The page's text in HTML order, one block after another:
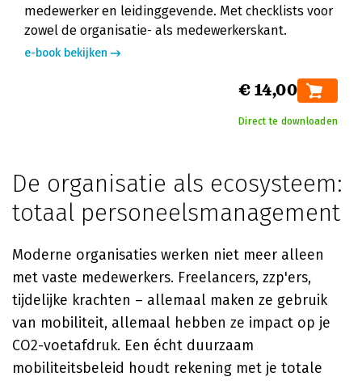
medewerker en leidinggevende. Met checklists voor
zowel de organisatie- als medewerkerskant.
e-book bekijken
€ 14,00
Direct te downloaden
De organisatie als ecosysteem:
totaal personeelsmanagement
Moderne organisaties werken niet meer alleen
met vaste medewerkers. Freelancers, zzp'ers,
tijdelijke krachten – allemaal maken ze gebruik
van mobiliteit, allemaal hebben ze impact op je
CO2-voetafdruk. Een écht duurzaam
mobiliteitsbeleid houdt rekening met je totale